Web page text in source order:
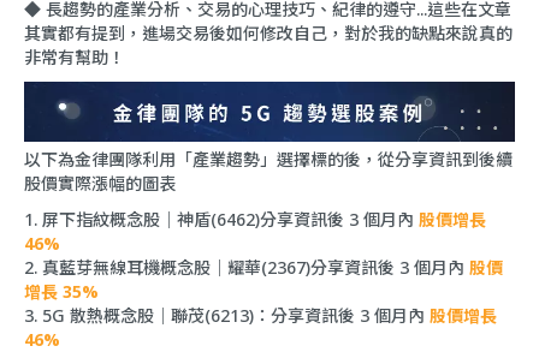
◆ 長趨勢的產業分析、交易的心理技巧、紀律的遵守...這些在文章
其實都有提到，進場交易後如何修改自己，對於我的缺點來說真的
非常有幫助！
以下為金律團隊利用「產業趨勢」選擇標的後，從分享資訊到後續
股價實際漲幅的圖表
1. 屏下指紋概念股｜神盾(6462)分享資訊後 3 個月內 股價增長
46%
2. 真藍芽無線耳機概念股｜耀華(2367)分享資訊後 3 個月內 股價
增長 35%
3. 5G 散熱概念股｜聯茂(6213)：分享資訊後 3 個月內 股價增長
46%